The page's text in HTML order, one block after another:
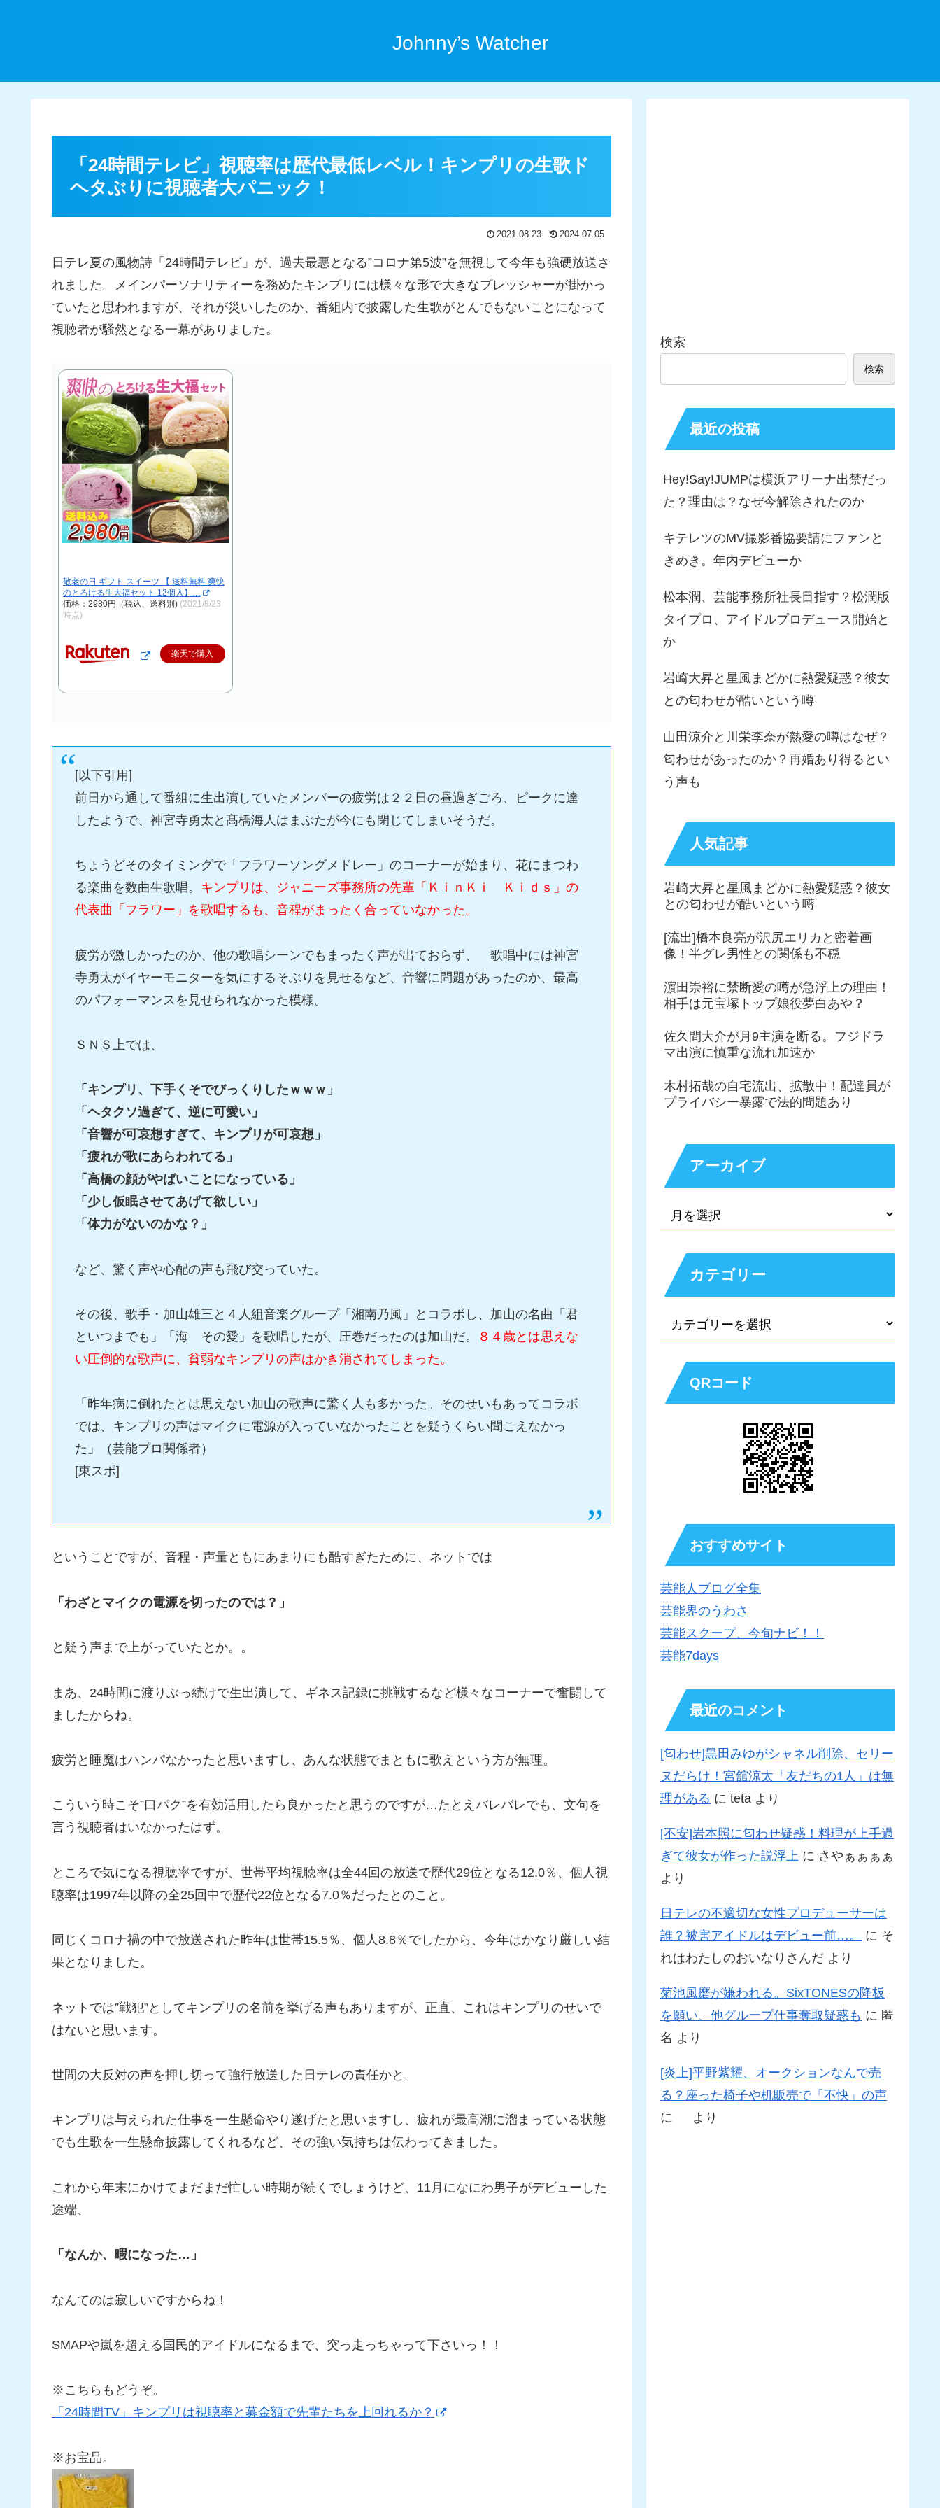
Johnny’s Watcher
「24時間テレビ」視聴率は歴代最低レベル！キンプリの生歌ド
ヘタぶりに視聴者大パニック！
2021.08.23 2024.07.05
日テレ夏の風物詩「24時間テレビ」が、過去最悪となる”コロナ第5波”を無視して今年も強硬放送さ
れました。メインパーソナリティーを務めたキンプリには様々な形で大きなプレッシャーが掛かっ
ていたと思われますが、それが災いしたのか、番組内で披露した生歌がとんでもないことになって
視聴者が騒然となる一幕がありました。
敬老の日 ギフト スイーツ 【 送料無料 爽快
のとろける生大福セット 12個入】…
価格：2980円（税込、送料別) (2021/8/23
時点)
楽天で購入
[以下引用]
前日から通して番組に生出演していたメンバーの疲労は２２日の昼過ぎごろ、ピークに達
したようで、神宮寺勇太と髙橋海人はまぶたが今にも閉じてしまいそうだ。
ちょうどそのタイミングで「フラワーソングメドレー」のコーナーが始まり、花にまつわ
る楽曲を数曲生歌唱。 キンプリは、ジャニーズ事務所の先輩「ＫｉｎＫｉ Ｋｉｄｓ」の
代表曲「フラワー」を歌唱するも、音程がまったく合っていなかった。
疲労が激しかったのか、他の歌唱シーンでもまったく声が出ておらず、 歌唱中には神宮
寺勇太がイヤーモニターを気にするそぶりを見せるなど、音響に問題があったのか、最高
のパフォーマンスを見せられなかった模様。
ＳＮＳ上では、
「キンプリ、下手くそでびっくりしたｗｗｗ」
「ヘタクソ過ぎて、逆に可愛い」
「音響が可哀想すぎて、キンプリが可哀想」
「疲れが歌にあらわれてる」
「高橋の顔がやばいことになっている」
「少し仮眠させてあげて欲しい」
「体力がないのかな？」
など、驚く声や心配の声も飛び交っていた。
その後、歌手・加山雄三と４人組音楽グループ「湘南乃風」とコラボし、加山の名曲「君
といつまでも」「海 その愛」を歌唱したが、圧巻だったのは加山だ。
８４歳とは思えな
い圧倒的な歌声に、貧弱なキンプリの声はかき消されてしまった。
「昨年病に倒れたとは思えない加山の歌声に驚く人も多かった。そのせいもあってコラボ
では、キンプリの声はマイクに電源が入っていなかったことを疑うくらい聞こえなかっ
た」（芸能プロ関係者）
[東スポ]
ということですが、音程・声量ともにあまりにも酷すぎたために、ネットでは
「わざとマイクの電源を切ったのでは？」
と疑う声まで上がっていたとか。。
まあ、24時間に渡りぶっ続けで生出演して、ギネス記録に挑戦するなど様々なコーナーで奮闘して
ましたからね。
疲労と睡魔はハンパなかったと思いますし、あんな状態でまともに歌えという方が無理。
こういう時こそ”口パク”を有効活用したら良かったと思うのですが…たとえバレバレでも、文句を
言う視聴者はいなかったはず。
ところで気になる視聴率ですが、世帯平均視聴率は全44回の放送で歴代29位となる12.0％、個人視
聴率は1997年以降の全25回中で歴代22位となる7.0％だったとのこと。
同じくコロナ禍の中で放送された昨年は世帯15.5％、個人8.8％でしたから、今年はかなり厳しい結
果となりました。
ネットでは”戦犯”としてキンプリの名前を挙げる声もありますが、正直、これはキンプリのせいで
はないと思います。
世間の大反対の声を押し切って強行放送した日テレの責任かと。
キンプリは与えられた仕事を一生懸命やり遂げたと思いますし、疲れが最高潮に溜まっている状態
でも生歌を一生懸命披露してくれるなど、その強い気持ちは伝わってきました。
これから年末にかけてまだまだ忙しい時期が続くでしょうけど、11月になにわ男子がデビューした
途端、
「なんか、暇になった…」
なんてのは寂しいですからね！
SMAPや嵐を超える国民的アイドルになるまで、突っ走っちゃって下さいっ！！
※こちらもどうぞ。
「24時間TV」キンプリは視聴率と募金額で先輩たちを上回れるか？
※お宝品。
検索
検索
最近の投稿
Hey!Say!JUMPは横浜アリーナ出禁だっ
た？理由は？なぜ今解除されたのか
キテレツのMV撮影番協要請にファンと
きめき。年内デビューか
松本潤、芸能事務所社長目指す？松潤版
タイプロ、アイドルプロデュース開始と
か
岩崎大昇と星風まどかに熱愛疑惑？彼女
との匂わせが酷いという噂
山田涼介と川栄李奈が熱愛の噂はなぜ？
匂わせがあったのか？再婚あり得るとい
う声も
人気記事
岩崎大昇と星風まどかに熱愛疑惑？彼女
との匂わせが酷いという噂
[流出]橋本良亮が沢尻エリカと密着画
像！半グレ男性との関係も不穏
濵田崇裕に禁断愛の噂が急浮上の理由！
相手は元宝塚トップ娘役夢白あや？
佐久間大介が月9主演を断る。フジドラ
マ出演に慎重な流れ加速か
木村拓哉の自宅流出、拡散中！配達員が
プライバシー暴露で法的問題あり
アーカイブ
カテゴリー
QRコード
おすすめサイト
芸能人ブログ全集
芸能界のうわさ
芸能スクープ、今旬ナビ！！
芸能7days
最近のコメント
[匂わせ]黒田みゆがシャネル削除、セリー
ヌだらけ！宮舘涼太「友だちの1人」は無
理がある に teta より
[不安]岩本照に匂わせ疑惑！料理が上手過
ぎて彼女が作った説浮上 に さやぁぁぁぁ
より
日テレの不適切な女性プロデューサーは
誰？被害アイドルはデビュー前…。
に そ
れはわたしのおいなりさんだ より
菊池風磨が嫌われる。SixTONESの降板
を願い、他グループ仕事奪取疑惑も に 匿
名 より
[炎上]平野紫耀、オークションなんで売
る？座った椅子や机販売で「不快」の声
に
より